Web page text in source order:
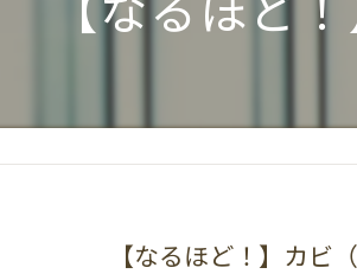
【なるほど！】カビ